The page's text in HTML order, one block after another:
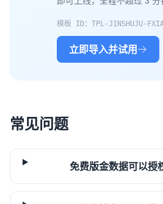
模板 ID： TPL-JINSHUJU-
立即导入并试用
常见问题
免费版金数据可以授